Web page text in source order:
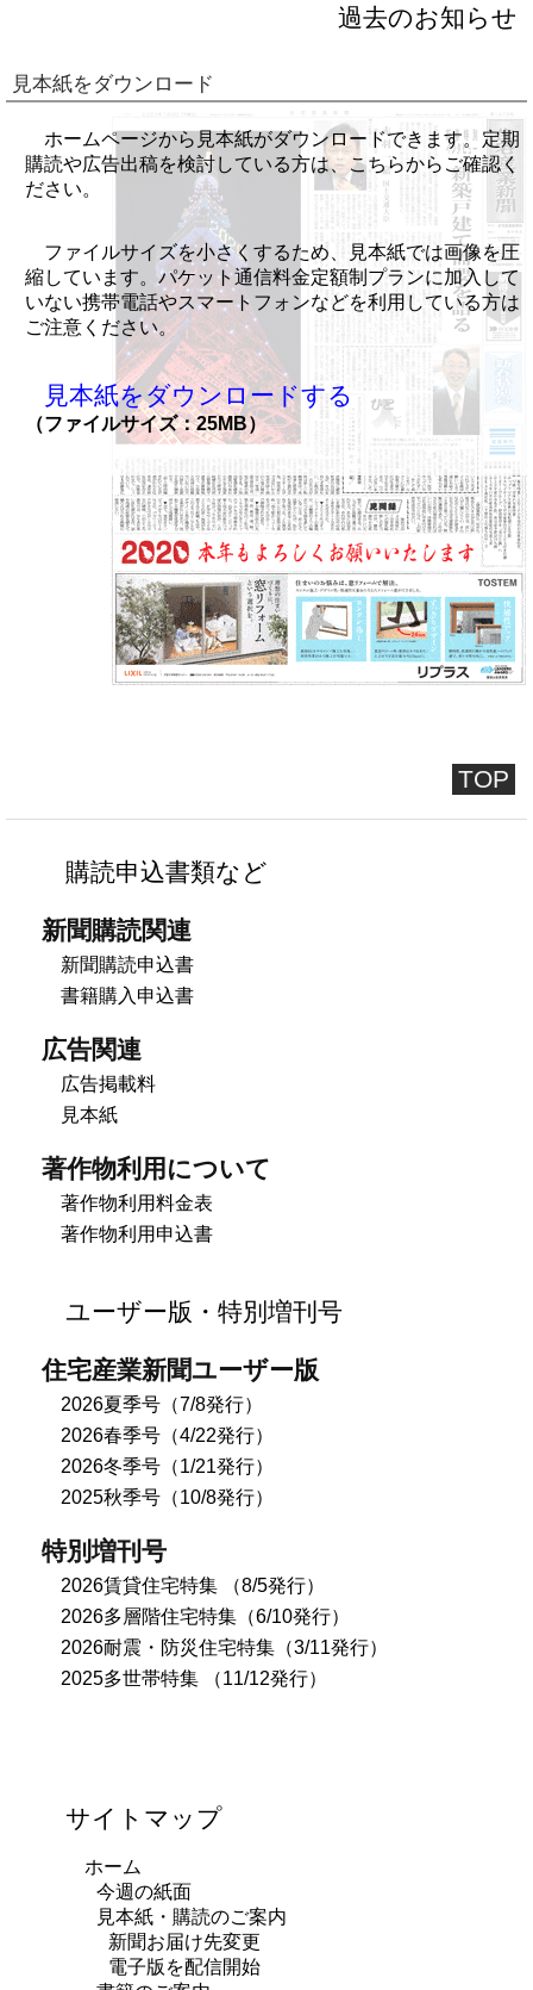
過去のお知らせ
見本紙をダウンロード
ホームページから見本紙がダウンロードできます。定期
購読や広告出稿を検討している方は、こちらからご確認く
ださい。
ファイルサイズを小さくするため、見本紙では画像を圧
縮しています。パケット通信料金定額制プランに加入して
いない携帯電話やスマートフォンなどを利用している方は
ご注意ください。
見本紙をダウンロードする
（ファイルサイズ：25MB）
TOP
購読申込書類など
新聞購読関連
新聞購読申込書
書籍購入申込書
広告関連
広告掲載料
見本紙
著作物利用について
著作物利用料金表
著作物利用申込書
ユーザー版・特別増刊号
住宅産業新聞ユーザー版
2026夏季号（7/8発行）
2026春季号（4/22発行）
2026冬季号（1/21発行）
2025秋季号（10/8発行）
特別増刊号
2026賃貸住宅特集 （8/5発行）
2026多層階住宅特集（6/10発行）
2026耐震・防災住宅特集（3/11発行）
2025多世帯特集 （11/12発行）
サイトマップ
ホーム
今週の紙面
見本紙・購読のご案内
新聞お届け先変更
電子版を配信開始